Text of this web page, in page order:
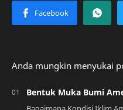
Anda mungkin menyukai
Bentuk Muka Bumi